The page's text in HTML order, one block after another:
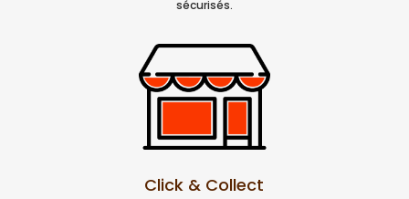
sécurisés.
Click & Collect